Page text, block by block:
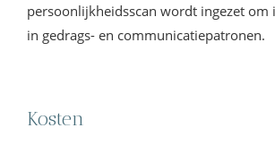
persoonlijkheidsscan wordt ingezet om
in gedrags- en communicatiepatronen.
Kosten